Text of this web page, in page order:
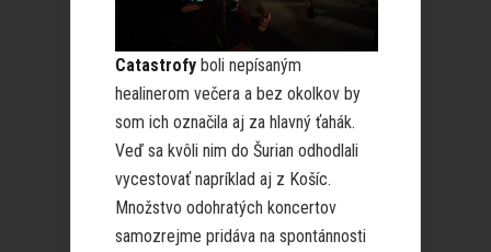
Catastrofy boli nepísaným
healinerom večera a bez okolkov by
som ich označila aj za hlavný ťahák.
Veď sa kvôli nim do Šurian odhodlali
vycestovať napríklad aj z Košíc.
Množstvo odohratých koncertov
samozrejme pridáva na spontánnosti